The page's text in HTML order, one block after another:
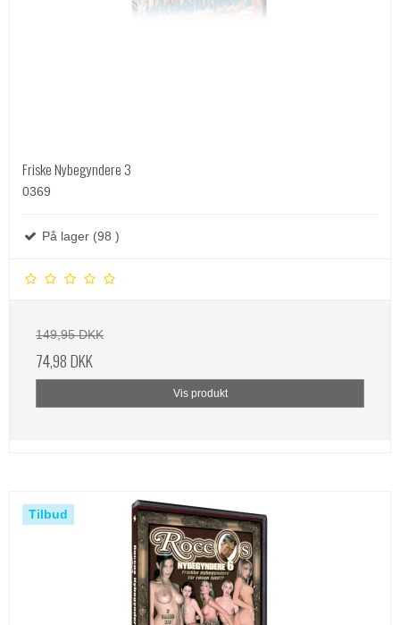
Friske Nybegyndere 3
0369
På lager (98 )
149,95 DKK
74,98 DKK
Vis produkt
Tilbud